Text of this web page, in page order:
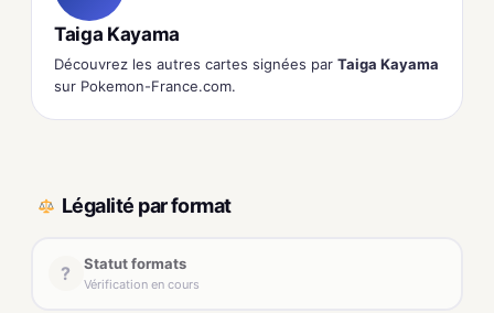
Taiga Kayama
Découvrez les autres cartes signées par Taiga Kayama
sur Pokemon-France.com.
Légalité par format
? Statut formats
Vérification en cours